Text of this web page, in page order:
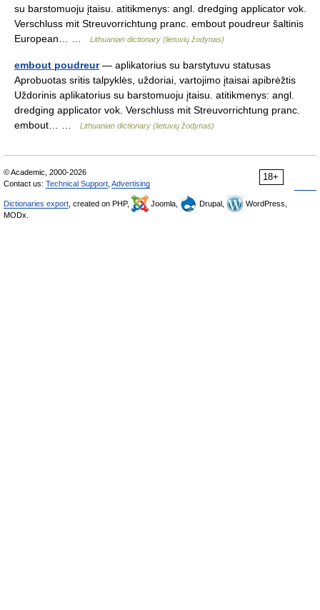
su barstomuoju įtaisu. atitikmenys: angl. dredging applicator vok.
Verschluss mit Streuvorrichtung pranc. embout poudreur šaltinis
European… …
Lithuanian dictionary (lietuvių žodynas)
embout poudreur— aplikatorius su barstytuvu statusas
Aprobuotas sritis talpyklės, uždoriai, vartojimo įtaisai apibrėžtis
Uždorinis aplikatorius su barstomuoju įtaisu. atitikmenys: angl.
dredging applicator vok. Verschluss mit Streuvorrichtung pranc.
embout… …
Lithuanian dictionary (lietuvių žodynas)
18+
© Academic, 2000-2026
Contact us: Technical Support Advertising
Dictionaries export , created on PHP, Joomla, Drupal,
WordPress,
MODx.